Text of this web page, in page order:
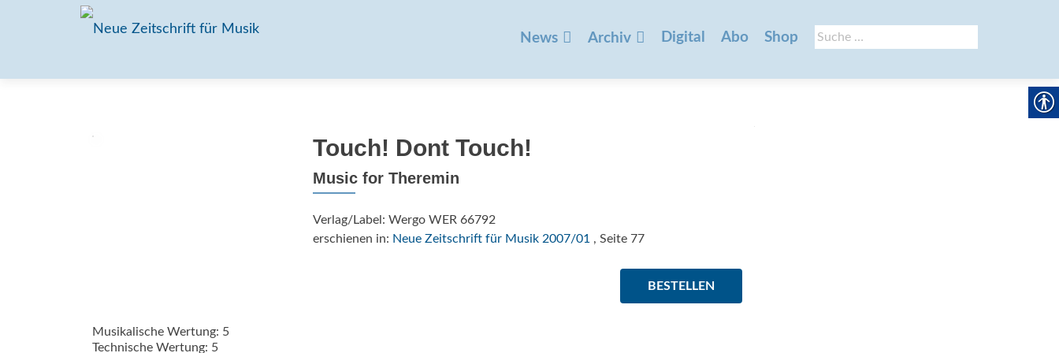
Suche
nach:
springen
News Archiv Digital Abo Shop
Touch! Dont Touch!
Music for Theremin
Verlag/Label: Wergo WER 66792
erschienen in: Neue Zeitschrift für Musik 2007/01 , Seite 77
BESTELLEN
Musikalische Wertung: 5
Technische Wertung: 5